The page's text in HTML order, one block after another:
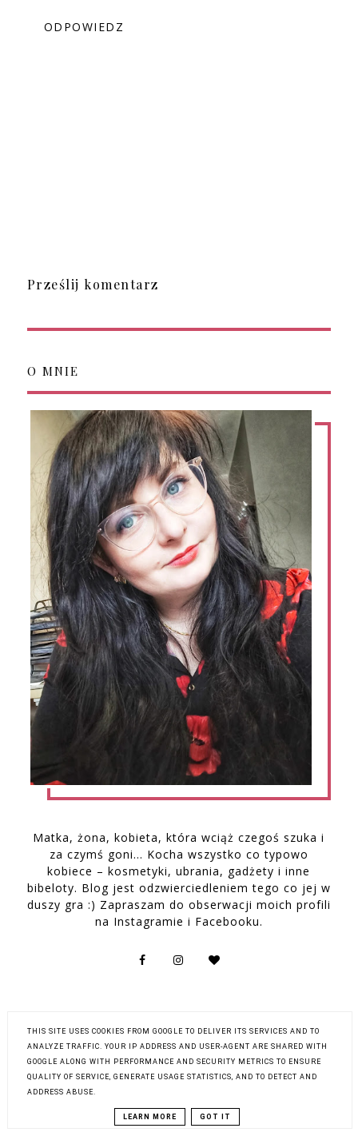
ODPOWIEDZ
Prześlij komentarz
O MNIE
Matka, żona, kobieta, która wciąż czegoś szuka i
za czymś goni… Kocha wszystko co typowo
kobiece – kosmetyki, ubrania, gadżety i inne
bibeloty. Blog jest odzwierciedleniem tego co jej w
duszy gra :) Zapraszam do obserwacji moich profili
na Instagramie i Facebooku.
ŁĄCZNA LICZBA WYŚWIETLEŃ
THIS SITE USES COOKIES FROM GOOGLE TO DELIVER ITS SERVICES AND TO
ANALYZE TRAFFIC. YOUR IP ADDRESS AND USER-AGENT ARE SHARED WITH
GOOGLE ALONG WITH PERFORMANCE AND SECURITY METRICS TO ENSURE
QUALITY OF SERVICE, GENERATE USAGE STATISTICS, AND TO DETECT AND
ADDRESS ABUSE.
LEARN MORE GOT IT